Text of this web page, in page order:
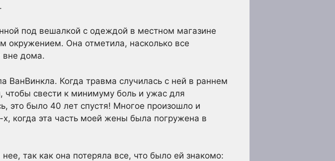
под вешалкой с одеждой в местном магазине
окружением. Она отметила, насколько все
вне дома.
ВанВинкла. Когда травма случилась с ней в раннем
чтобы свести к минимуму боль и ужас для
это было 40 лет спустя! Многое произошло и
когда эта часть моей жены была погружена в
так как она потеряла все, что было ей знакомо: